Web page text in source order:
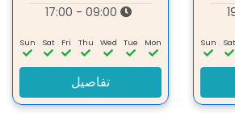
Sat
Sun
Mon
Tue
Wed
Thu
Fri
Sat
Sun
تفاصيل